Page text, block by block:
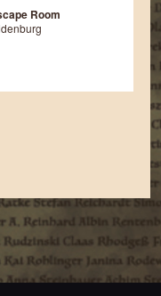
Room
Footer.